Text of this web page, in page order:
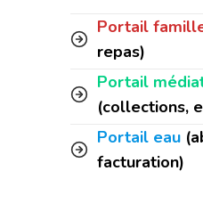
Portail
repas)
Portail
(collections,
Portail eau
facturation)